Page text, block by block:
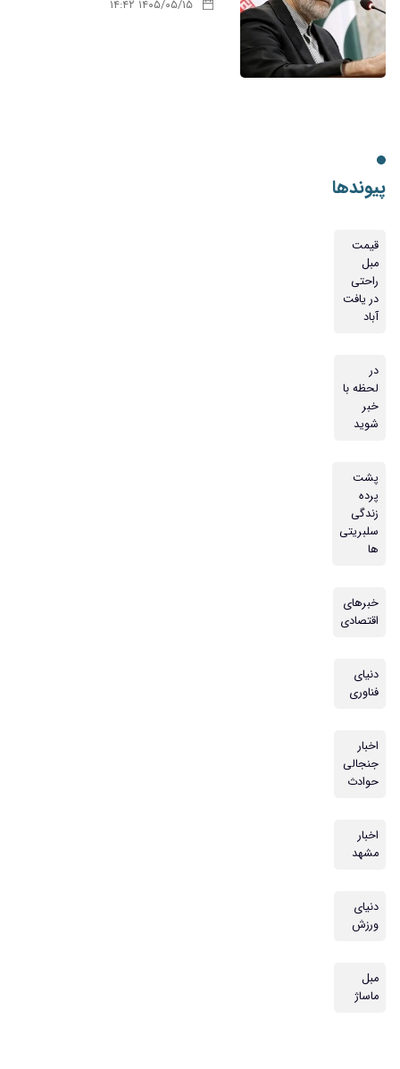
۱۴۰۵/۰۵/۱۵ ۱۴:۴۲
پیوندها
قیمت
مبل
راحتی
در یافت
آباد
در
لحظه با
خبر
شوید
پشت
پرده
زندگی
سلبریتی
ها
خبرهای
اقتصادی
دنیای
فناوری
اخبار
جنجالی
حوادث
اخبار
مشهد
دنیای
ورزش
مبل
ماساژ